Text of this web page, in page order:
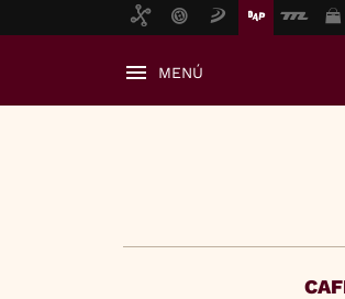
MENÚ